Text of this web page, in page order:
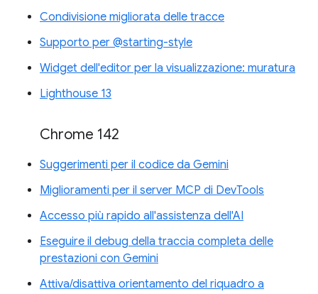
Condivisione migliorata delle tracce
Supporto per @starting-style
Widget dell'editor per la visualizzazione: muratura
Lighthouse 13
Chrome 142
Suggerimenti per il codice da Gemini
Miglioramenti per il server MCP di DevTools
Accesso più rapido all'assistenza dell'AI
Eseguire il debug della traccia completa delle
prestazioni con Gemini
Attiva/disattiva orientamento del riquadro a